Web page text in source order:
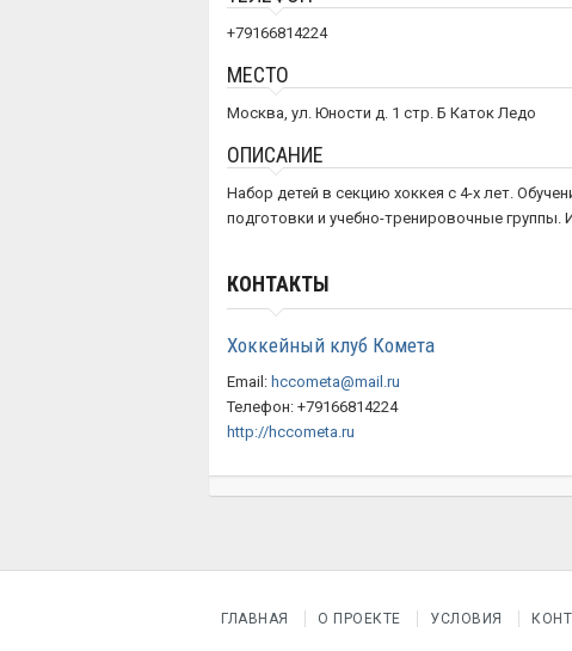
+79166814224
МЕСТО
Москва, ул. Юности д. 1 стр. Б Каток Ледо
ОПИСАНИЕ
Набор детей в секцию хоккея с 4-х лет.
подготовки и учебно-тренировочные группы.
КОНТАКТЫ
Хоккейный клуб Комета
Email: hccometa@mail.ru
Телефон: +79166814224
http://hccometa.ru
ГЛАВНАЯ О ПРОЕКТЕ УСЛОВИЯ